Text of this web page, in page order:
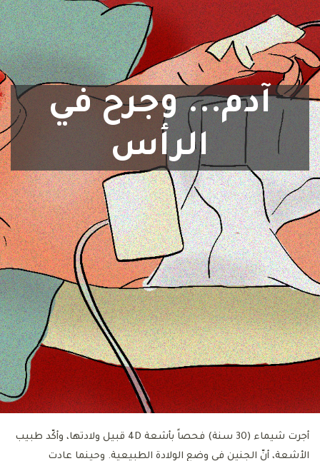
آدم... وجرح في
الرأس
أجرت شيماء (30 سنة) فحصاً بأشعة 4D قبيل ولادتها، وأكّد طبيب
الأشعة، أنّ الجنين في وضع الولادة الطبيعية. وحينما عادت